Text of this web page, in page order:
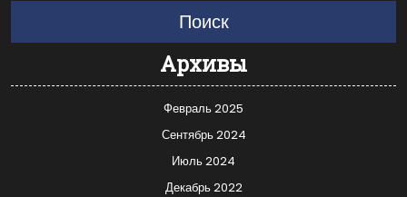
Поиск
Архивы
Февраль 2025
Сентябрь 2024
Июль 2024
Декабрь 2022